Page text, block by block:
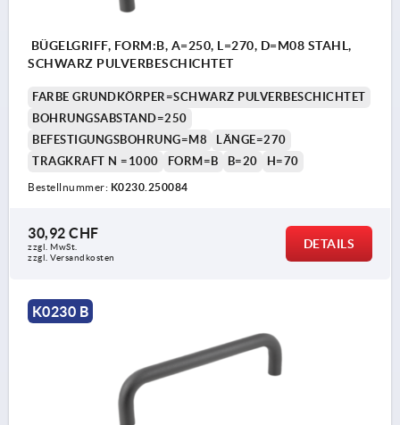
BÜGELGRIFF, FORM:B, A=250, L=270, D=M08 STAHL,
SCHWARZ PULVERBESCHICHTET
FARBE GRUNDKÖRPER=SCHWARZ PULVERBESCHICHTET
BOHRUNGSABSTAND=250
BEFESTIGUNGSBOHRUNG=M8
LÄNGE=270
TRAGKRAFT N =1000
FORM=B B=20 H=70
Bestellnummer: K0230.250084
30,92 CHF
zzgl. MwSt.
zzgl. Versandkosten
DETAILS
K0230 B